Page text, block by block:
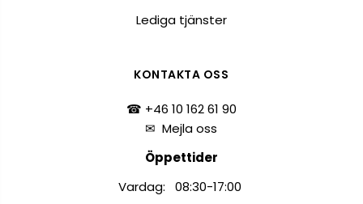
Lediga tjänster
KONTAKTA OSS
☎ +46 10 162 61 90
✉Mejla oss
Öppettider
Vardag: 08:30-17:00